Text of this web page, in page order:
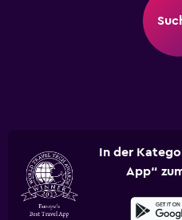
In der
App“